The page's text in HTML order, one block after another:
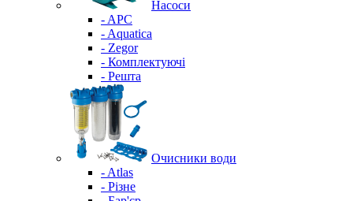
Насоси
- APC
- Aquatica
- Zegor
- Комплектуючі
- Решта
Очисники води
- Atlas
- Різне